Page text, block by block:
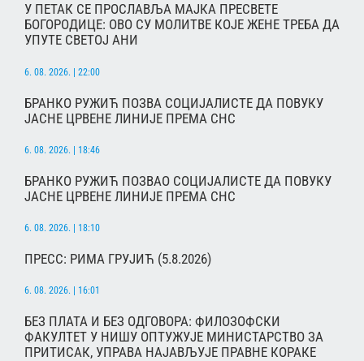
У ПЕТАК СЕ ПРОСЛАВЉА МАЈКА ПРЕСВЕТЕ
БОГОРОДИЦЕ: ОВО СУ МОЛИТВЕ КОЈЕ ЖЕНЕ ТРЕБА ДА
УПУТЕ СВЕТОЈ АНИ
6. 08. 2026. | 22:00
БРАНКО РУЖИЋ ПОЗВА СОЦИЈАЛИСТЕ ДА ПОВУКУ
ЈАСНЕ ЦРВЕНЕ ЛИНИЈЕ ПРЕМА СНС
6. 08. 2026. | 18:46
БРАНКО РУЖИЋ ПОЗВАО СОЦИЈАЛИСТЕ ДА ПОВУКУ
ЈАСНЕ ЦРВЕНЕ ЛИНИЈЕ ПРЕМА СНС
6. 08. 2026. | 18:10
ПРЕСС: РИМА ГРУЈИЋ (5.8.2026)
6. 08. 2026. | 16:01
БЕЗ ПЛАТА И БЕЗ ОДГОВОРА: ФИЛОЗОФСКИ
ФАКУЛТЕТ У НИШУ ОПТУЖУЈЕ МИНИСТАРСТВО ЗА
ПРИТИСАК, УПРАВА НАЈАВЉУЈЕ ПРАВНЕ КОРАКЕ